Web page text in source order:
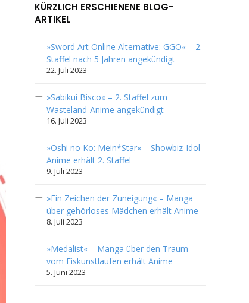
KÜRZLICH ERSCHIENENE BLOG-
ARTIKEL
»Sword Art Online Alternative: GGO« – 2.
Staffel nach 5 Jahren angekündigt
22. Juli 2023
»Sabikui Bisco« – 2. Staffel zum
Wasteland-Anime angekündigt
16. Juli 2023
»Oshi no Ko: Mein*Star« – Showbiz-Idol-
Anime erhält 2. Staffel
9. Juli 2023
»Ein Zeichen der Zuneigung« – Manga
über gehörloses Mädchen erhält Anime
8. Juli 2023
»Medalist« – Manga über den Traum
vom Eiskunstlaufen erhält Anime
5. Juni 2023